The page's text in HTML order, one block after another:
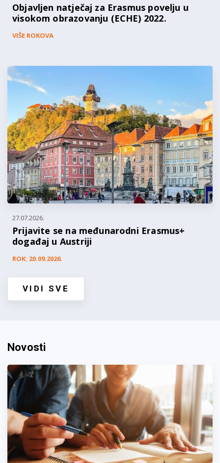
Objavljen natječaj za Erasmus povelju u
visokom obrazovanju (ECHE) 2022.
VIŠE ROKOVA
27.07.2026.
Prijavite se na međunarodni Erasmus+
događaj u Austriji
ROK: 20.09.2026.
VIDI SVE
Novosti